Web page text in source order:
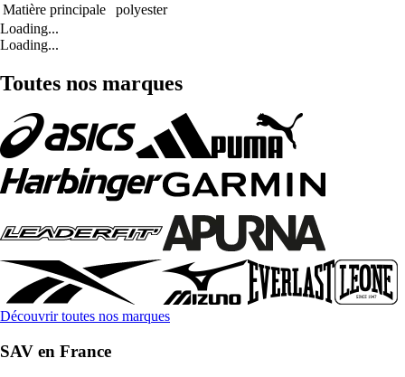
Matière principale
polyester
Loading...
Loading...
Toutes nos marques
Découvrir toutes nos marques
SAV en France